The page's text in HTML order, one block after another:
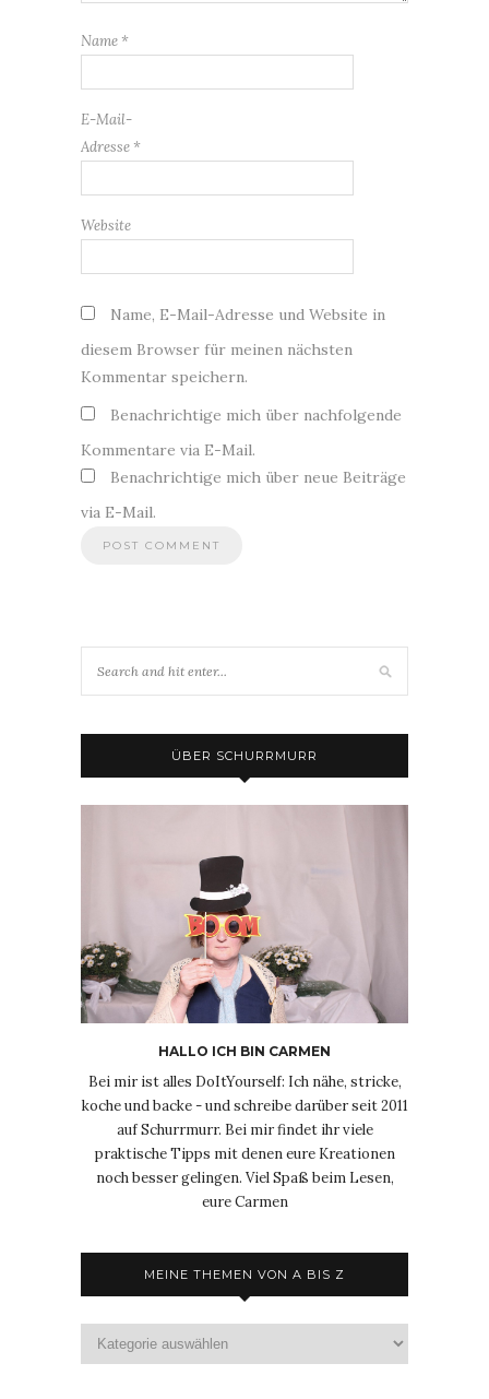
Name *
E-Mail-
Adresse *
Website
Name, E-Mail-Adresse und Website in
diesem Browser für meinen nächsten
Kommentar speichern.
Benachrichtige mich über nachfolgende
Kommentare via E-Mail.
Benachrichtige mich über neue Beiträge
via E-Mail.
ÜBER SCHURRMURR
HALLO ICH BIN CARMEN
Bei mir ist alles DoItYourself: Ich nähe, stricke,
koche und backe - und schreibe darüber seit 2011
auf Schurrmurr. Bei mir findet ihr viele
praktische Tipps mit denen eure Kreationen
noch besser gelingen. Viel Spaß beim Lesen,
eure Carmen
MEINE THEMEN VON A BIS Z
Themen